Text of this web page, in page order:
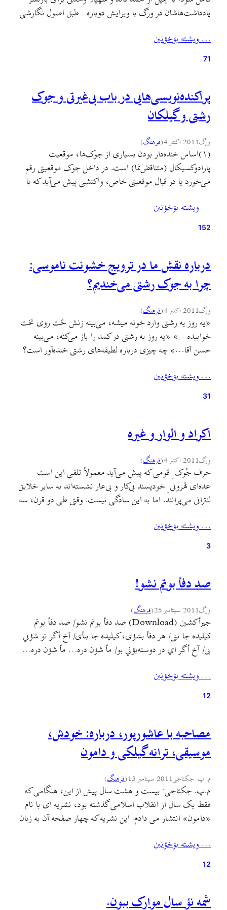
یادداشت‌هاشان در ورگ با ویرایش دوباره -طبق اصول نگارشی
گیلک بی‌غیرت است» که طی سال‌های گذشته پرخواننده‌ترین
یادداشت ورگ بوده،…
… ويشته بۊخؤنين
71
پراکنده‌نویسی‌هایی در باب بی‌غیرتی و جوک
رشتی و گیلکان
ورگ2011 اکتبر 4 (فرهنگ)
(۱)اساس خنده‌دار بودن بسیاری از جوک‌ها، موقعیت
پارادوکسیکال (متناقض‌نما) است. در داخل جوک موقعیتی رقم
می‌خورد یا در قبال موقعیتی خاص، واکنشی پیش می‌آید که با
آشنایی‌زدایی ادبی در داستان، به جای رخ دادن در جهان درونی
داستان، به طور مستقیم در جهان واقعی رخ…
… ويشته بۊخؤنين
152
درباره نقش ما در ترویج خشونت ناموسی:
چرا به جوک رشتی می‌خندیم؟
ورگ2011 اکتبر 4 (فرهنگ)
«یه روز یه رشتی وارد خونه میشه، می‌بینه زنش لخت روی تخت
خوابیده…» «یه روز یه رشتی در کمد را باز می‌کنه، می‌بینه
حسن آقا…» چه چیزی درباره لطیفه‌های رشتی خنده‌آور است؟
گوناگون روانشناسی، جامعه‌شناسی، زبان‌شناسی، فلسفه، ادبیات
و حتی علوم کامپیوتری را در بر می‌گیرد. براساس…
… ويشته بۊخؤنين
31
اکراد و الوار و غیره
ورگ2011 اکتبر 4 (فرهنگ)
حرف جُوک ِ قومی که پیش می‌آید معمولاً تلقی این است
عده‌ای تهرونی ِ خودپسند بی‌کار و بی‌عار نشسته‌اند به سایر خلایق
لنترانی می‌پرانند. اما به این سادگی نیست. وقتی طی دو قرن، سه
ثروت رسیده‌ باشند تکلیف سایر شهروندان مهاجر هیشکی‌تبار…
… ويشته بۊخؤنين
3
صد دفأ بوتم نشو!
ورگ2011 سپتامبر 25 (فرهنگ)
جیرأکشین (Download) صد دفأ بوتم نشو/ صد دفأ بوتم
کیلیده جا ننی/ هر دفأ بشؤی، کیلیده جا بنأی/ آخ أگر تو شؤني
بی/ آخ أگر اي در دوسته‌بؤني بو/ مأ شؤن دره… مأ شؤن دره…
رفتی کلید را جا گذاشتی/ آه…
… ويشته بۊخؤنين
12
مصاحبه با عاشورپور، درباره: خودش،
موسیقی، ترانه گیلکی و دامون
م. پ. جکتاجی2011 سپتامبر 13 (فرهنگ)
م.پ. جکتاجی: بیست و هشت سال پیش از این، هنگامی که
فقط یک سال از انقلاب اسلامی گذشته بود، نشریه ای با نام
«دامون» انتشار می دادم. این نشریه که چهار صفحه آن به زبان
منتشر می شد، بر روی هم…
… ويشته بۊخؤنين
12
شمه نؤ سال موارک ببون.